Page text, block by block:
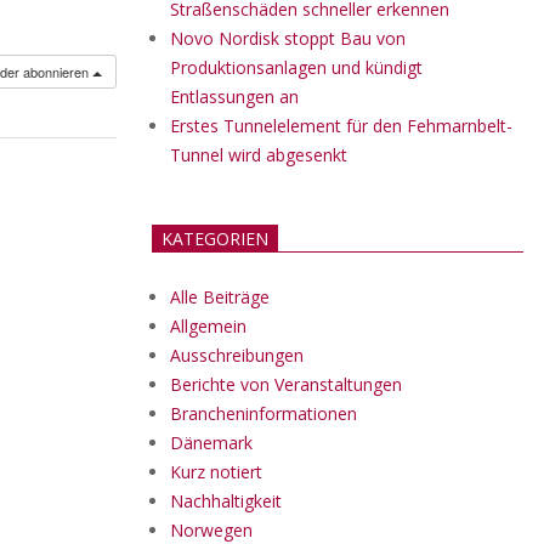
abonnieren
Straßenschäden schneller erkennen
Novo Nordisk stoppt Bau von
Produktionsanlagen und kündigt
Entlassungen an
Erstes Tunnelelement für den Fehmarnbelt-
Tunnel wird abgesenkt
KATEGORIEN
Alle Beiträge
Allgemein
Ausschreibungen
Berichte von Veranstaltungen
Brancheninformationen
Dänemark
Kurz notiert
Nachhaltigkeit
Norwegen